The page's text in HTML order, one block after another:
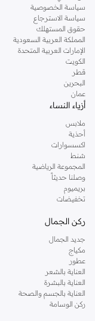
اليه.
تسوقي دوروثي بيركنز
تسوقي دوروثي بيركنز اون
دوروثي بيركنز الشهيرة.
استخدمي القائمة لتحديد
والدعم الاستثنائي يضمن
سياسة الخصوصية
سياسة الاسترجاع
حقوق المستهلك
المملكة العربية السعودية
الإمارات العربية المتحدة
الكويت
قطر
البحرين
عمان
أزياء النساء
ملابس
أحذية
اكسسوارات
شنط
المجموعة الرياضية
وصلنا حديثاً
بريميوم
تخفيضات
ركن الجمال
جديد الجمال
مكياج
عطور
العناية بالشعر
العناية بالبشرة
العناية بالجسم والصحة
ركن الوسامة